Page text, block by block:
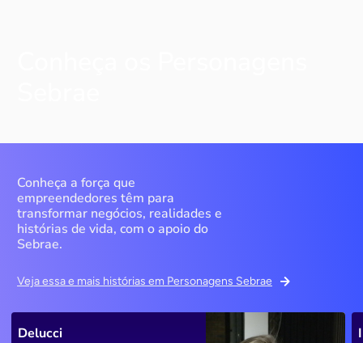
Conheça a força que
empreendedores têm para
transformar negócios, realidades e
histórias de vida, com o apoio do
Sebrae.
Veja essa e mais histórias em Personagens Sebrae
Delucci